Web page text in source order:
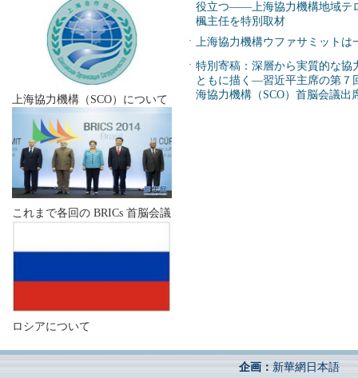
上海協力機構（SCO）について
これまで各回の BRICs 首脳会議
ロシアについて
役立つ——上海協力機構地域テ
楓主任を特別取材
· 上海協力機構ウファサミットは
· 特別寄稿：深層から実質的な協
ともに描く―習近平主席の第７
海協力機構（SCO）首脳会議出
企画： 新華網日本語